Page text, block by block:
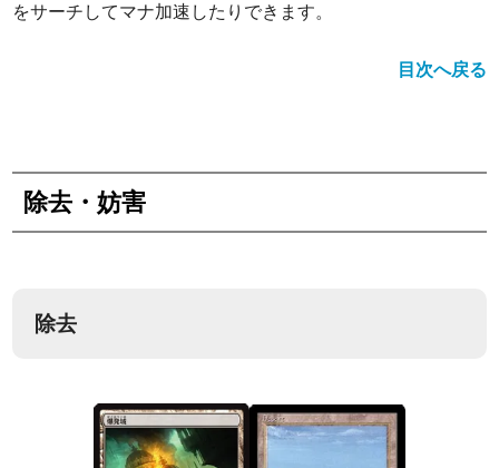
をサーチしてマナ加速したりできます。
目次へ戻る
除去・妨害
除去